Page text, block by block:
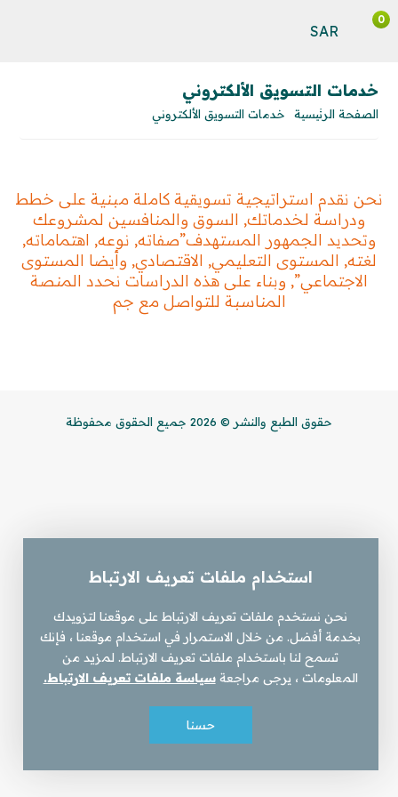
SAR
0
خدمات التسويق الألكتروني
الصفحة الرئيسية خدمات التسويق الألكتروني
نحن نقدم استراتيجية تسويقية كاملة مبنية على خطط
ودراسة لخدماتك, السوق والمنافسين لمشروعك
وتحديد الجمهور المستهدف”صفاته, نوعه, اهتماماته,
لغته, المستوى التعليمي, الاقتصادي, وأيضا المستوى
الاجتماعي”, وبناء على هذه الدراسات نحدد المنصة
المناسبة للتواصل مع جم
حقوق الطبع والنشر © 2026 جميع الحقوق محفوظة
استخدام ملفات تعريف الارتباط
نحن نستخدم ملفات تعريف الارتباط على موقعنا لتزويدك
بخدمة أفضل. من خلال الاستمرار في استخدام موقعنا ، فإنك
تسمح لنا باستخدام ملفات تعريف الارتباط. لمزيد من
المعلومات ، يرجى مراجعةسياسة ملفات تعريف الارتباط.
حسنا